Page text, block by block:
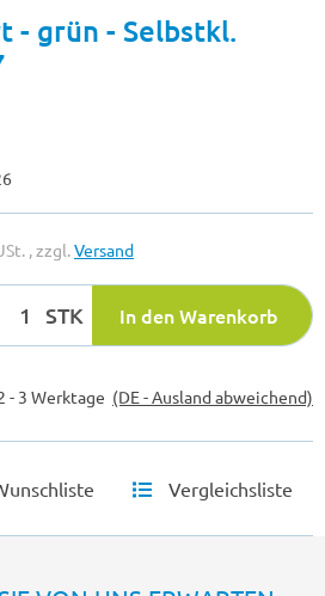
- grün - Selbstkl.
, zzgl.Versand
STK In den Warenkorb
- 3 Werktage (DE - Ausland abweichend)
Vergleichsliste